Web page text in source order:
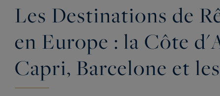
Les Destinations de
en Europe : la Côte
Capri, Barcelone et